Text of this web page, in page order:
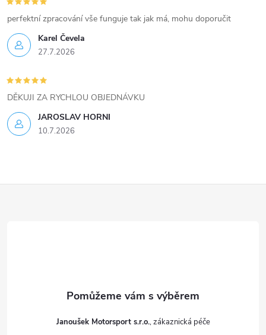
v
ý
p
i
s
u
Karel Čevela
27.7.2026
perfektní zpracování vše funguje tak jak má, mohu doporučit
JAROSLAV HORNI
10.7.2026
DĚKUJI ZA RYCHLOU OBJEDNÁVKU
Janoušek Motorsport s.r.o.